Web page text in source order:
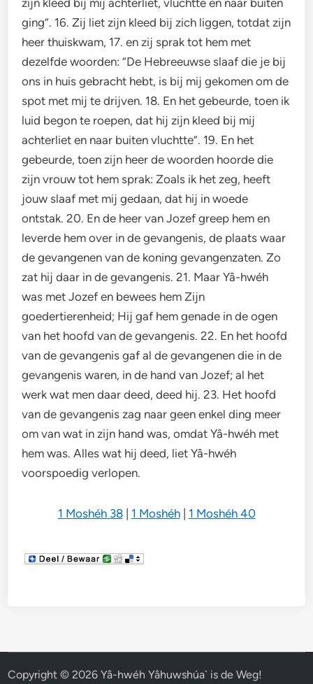
zijn kleed bij mij achterliet, vluchtte en naar buiten
ging”. 16. Zij liet zijn kleed bij zich liggen, totdat zijn
heer thuiskwam, 17. en zij sprak tot hem met
dezelfde woorden: “De Hebreeuwse slaaf die je bij
ons in huis gebracht hebt, is bij mij gekomen om de
spot met mij te drijven. 18. En het gebeurde, toen ik
luid begon te roepen, dat hij zijn kleed bij mij
achterliet en naar buiten vluchtte”. 19. En het
gebeurde, toen zijn heer de woorden hoorde die
zijn vrouw tot hem sprak: Zoals ik het zeg, heeft
jouw slaaf met mij gedaan, dat hij in woede
ontstak. 20. En de heer van Jozef greep hem en
leverde hem over in de gevangenis, de plaats waar
de gevangenen van de koning gevangenzaten. Zo
zat hij daar in de gevangenis. 21. Maar Yâ-hwéh
was met Jozef en bewees hem Zijn
goedertierenheid; Hij gaf hem genade in de ogen
van het hoofd van de gevangenis. 22. En het hoofd
van de gevangenis gaf al de gevangenen die in de
gevangenis waren, in de hand van Jozef; al het
werk wat men daar deed, deed hij. 23. Het hoofd
van de gevangenis zag naar geen enkel ding meer
om van wat in zijn hand was, omdat Yâ-hwéh met
hem was. Alles wat hij deed, liet Yâ-hwéh
voorspoedig verlopen.
1 Moshéh 38| 1 Moshéh| 1 Moshéh 40
Copyright © 2026Yâ-hwéh Yâhuwshúa` is de Weg!